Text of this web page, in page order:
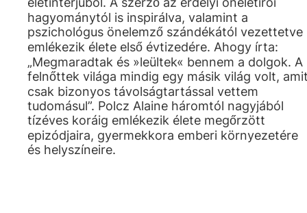
hagyománytól is inspirálva, valamint a
pszichológus önelemző szándékától vezettetve
emlékezik élete első évtizedére. Ahogy írta:
„Megmaradtak és »leültek« bennem a dolgok. A
felnőttek világa mindig egy másik világ volt, amit
csak bizonyos távolságtartással vettem
tudomásul”. Polcz Alaine háromtól nagyjából
tízéves koráig emlékezik élete megőrzött
epizódjaira, gyermekkora emberi környezetére
és helyszíneire.